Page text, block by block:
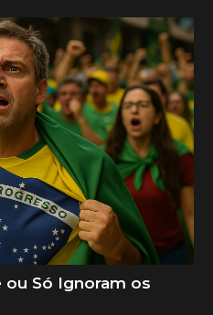
ou Só Ignoram os